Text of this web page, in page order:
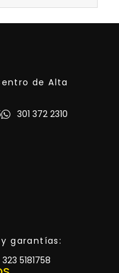
de Alta
301 372 2310
garantías:
323 5181758